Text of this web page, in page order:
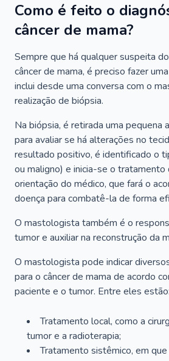
Como é feito o
câncer de mama?
Sempre que há qualquer suspeita
câncer de mama, é preciso fazer
inclui desde uma conversa com o
realização de biópsia.
Na biópsia, é retirada uma pequena
para avaliar se há alterações no
resultado positivo, é identificado o
ou maligno) e inicia-se o tratamento
orientação do médico, que fará o
doença para combatê-la de forma
O mastologista também é o
tumor e auxiliar na reconstrução da
O mastologista pode indicar
para o câncer de mama de acordo
paciente e o tumor. Entre eles estão:
Tratamento local, como a
tumor e a radioterapia;
Tratamento sistêmico, em